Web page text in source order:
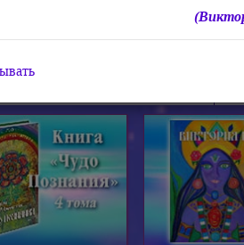
Матери Мира
Живое
Статьи,